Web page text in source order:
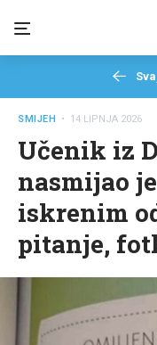
SMIJEH • 14 LIPNJA 2026
Učenik iz
nasmijao
iskrenim
pitanje,